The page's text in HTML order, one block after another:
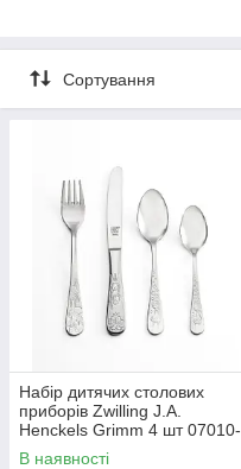
Сортування
Набір дитячих столових
приборів Zwilling J.A.
Henckels Grimm 4 шт 07010-
210
В наявності